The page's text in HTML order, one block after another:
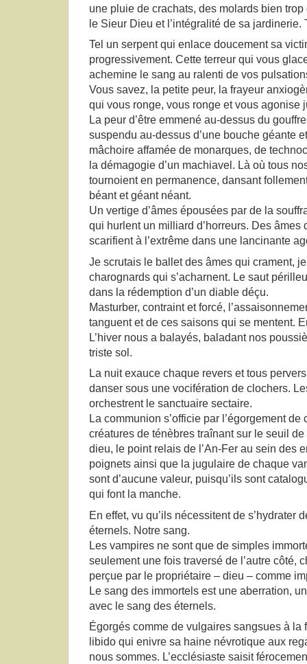
une pluie de crachats, des molards bien
le Sieur Dieu et l’intégralité de sa jardinerie.
Tel un serpent qui enlace doucement sa
progressivement. Cette terreur qui vous
achemine le sang au ralenti de vos
Vous savez, la petite peur, la frayeur
qui vous ronge, vous ronge et vous agonise
La peur d’être emmené au-dessus du
suspendu au-dessus d’une bouche géante
mâchoire affamée de monarques, de
la démagogie d’un machiavel. Là où tous
tournoient en permanence, dansant
béant et géant néant.
Un vertige d’âmes épousées par de la
qui hurlent un milliard d’horreurs. Des âmes
scarifient à l’extrême dans une lancinante
Je scrutais le ballet des âmes qui crament,
charognards qui s’acharnent. Le saut
dans la rédemption d’un diable déçu.
Masturber, contraint et forcé,
tanguent et de ces saisons qui se mentent.
L’hiver nous a balayés, baladant nos
triste sol.
La nuit exauce chaque revers et tous
danser sous une vocifération de clochers.
orchestrent le sanctuaire sectaire.
La communion s’officie par l’égorgement
créatures de ténèbres traînant sur le seuil
dieu, le point relais de l’An-Fer au sein des
poignets ainsi que la jugulaire de chaque
sont d’aucune valeur, puisqu’ils sont
qui font la manche.
En effet, vu qu’ils nécessitent de s’hydrater
éternels. Notre sang.
Les vampires ne sont que de simples
seulement une fois traversé de l’autre côté,
perçue par le propriétaire – dieu – comme
Le sang des immortels est une aberration,
avec le sang des éternels.
Égorgés comme de vulgaires sangsues à la
libido qui enivre sa haine névrotique aux
nous sommes. L’ecclésiaste saisit